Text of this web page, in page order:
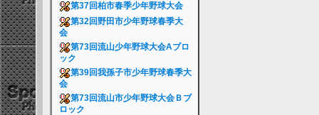
第37回柏市春季少年野球大会
第32回野田市少年野球春季大
会
第73回流山少年野球大会Aブロ
ック
第39回我孫子市少年野球春季大
会
第73回流山市少年野球大会Ｂブ
ロック